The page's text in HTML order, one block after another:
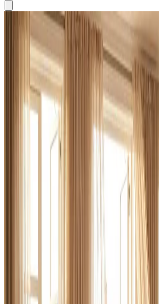
Industriventilation iLangeskov
Industriventilation i
Brug for ventilation til haller, lager eller
Langeskov? Vi rykker ud, kortlægger
et dimensioneret anlæg der overholder
vejledningerne — og en serviceaftale
kørende.